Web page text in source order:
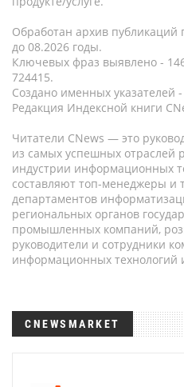
Обработан архив публикаций
до 08.2026 годы.
Ключевых фраз выявлено -
724415.
Создано именных указателей
Редакция Индексной книги
Читатели CNews — это
из самых успешных отраслей
индустрии информационных
составляют топ-менеджеры и
департаментов
региональных органов
промышленных компаний,
руководители и сотрудники
информационных технологий
CNEWSMARKET